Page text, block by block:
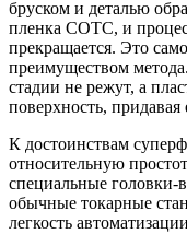
бруском и деталью
пленка СОТС, и
прекращается. Это
преимуществом
стадии не режут, а
поверхность,
К достоинствам
относительную
специальные головки-
обычные токарные
легкость